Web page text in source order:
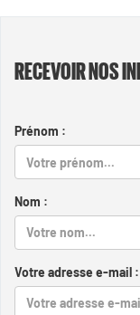
RECEVOIR NOS
Prénom :
Nom :
Votre adresse e-mail :